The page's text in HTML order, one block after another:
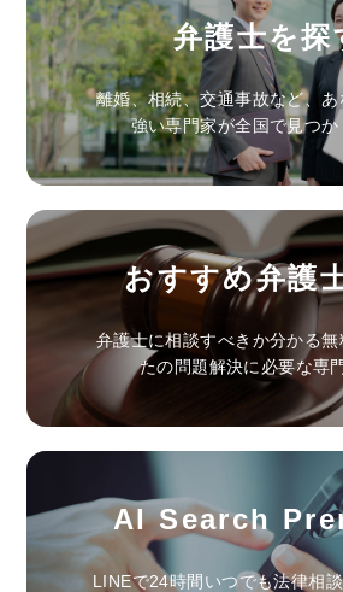
弁護士を探
離婚、相続、交通事故など、
強い専門家が全国で見つ
おすすめ弁護
弁護士に相談すべきか分かる
たの問題解決に必要な専
AI Search
LINEで24時間いつでも法律相